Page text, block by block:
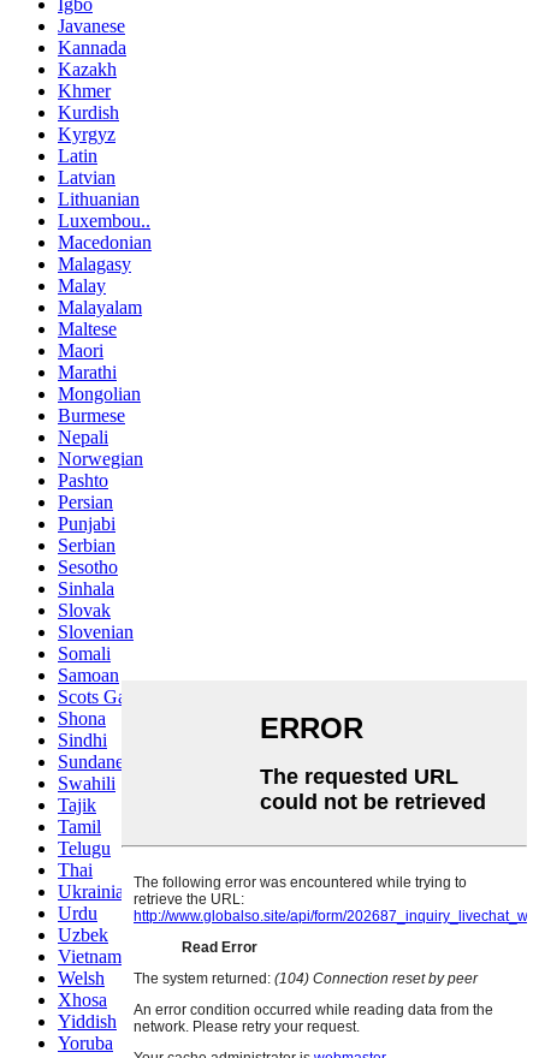
Igbo
Javanese
Kannada
Kazakh
Khmer
Kurdish
Kyrgyz
Latin
Latvian
Lithuanian
Luxembou..
Macedonian
Malagasy
Malay
Malayalam
Maltese
Maori
Marathi
Mongolian
Burmese
Nepali
Norwegian
Pashto
Persian
Punjabi
Serbian
Sesotho
Sinhala
Slovak
Slovenian
Somali
Samoan
Scots Gaelic
Shona
Sindhi
Sundanese
Swahili
Tajik
Tamil
Telugu
Thai
Ukrainian
Urdu
Uzbek
Vietnamese
Welsh
Xhosa
Yiddish
Yoruba